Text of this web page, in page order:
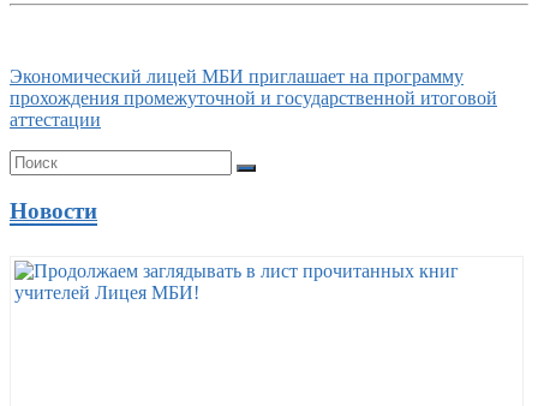
Экономический лицей МБИ приглашает на программу
прохождения промежуточной и государственной итоговой
аттестации
Новости